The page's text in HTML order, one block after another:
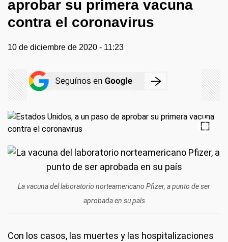
aprobar su primera vacuna
contra el coronavirus
10 de diciembre de 2020 - 11:23
La vacuna del laboratorio norteamericano Pfizer, a punto de ser
aprobada en su país
Con los casos, las muertes y las hospitalizaciones